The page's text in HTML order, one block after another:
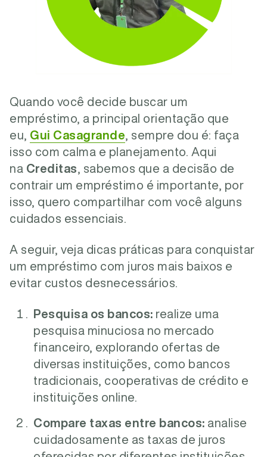
Quando você decide buscar um
empréstimo, a principal orientação que
eu, Gui Casagrande , sempre dou é: faça
isso com calma e planejamento. Aqui
na Creditas , sabemos que a decisão de
contrair um empréstimo é importante, por
isso, quero compartilhar com você alguns
cuidados essenciais.
A seguir, veja dicas práticas para conquistar
um empréstimo com juros mais baixos e
evitar custos desnecessários.
Pesquisa os bancos: realize uma
pesquisa minuciosa no mercado
financeiro, explorando ofertas de
diversas instituições, como bancos
tradicionais, cooperativas de crédito e
instituições online.
Compare taxas entre bancos: analise
cuidadosamente as taxas de juros